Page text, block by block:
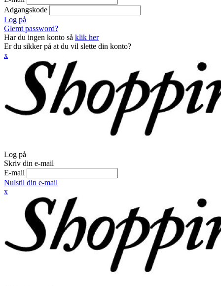
Adgangskode
Log på
Glemt password?
Har du ingen konto så klik her
Er du sikker på at du vil slette din konto?
x
Log på
Skriv din e-mail
E-mail
Nulstil din e-mail
x